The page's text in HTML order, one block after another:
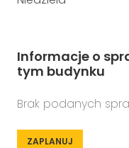
Informacje o
tym budynku
Brak podanych
ZAPLANUJ